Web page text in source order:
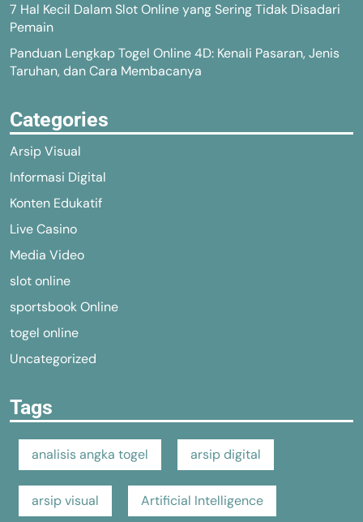
7 Hal Kecil Dalam Slot Online yang Sering Tidak Disadari
Pemain
Panduan Lengkap Togel Online 4D: Kenali Pasaran, Jenis
Taruhan, dan Cara Membacanya
Categories
Arsip Visual
Informasi Digital
Konten Edukatif
Live Casino
Media Video
slot online
sportsbook Online
togel online
Uncategorized
Tags
analisis angka togel arsip digital
arsip visual Artificial Intelligence